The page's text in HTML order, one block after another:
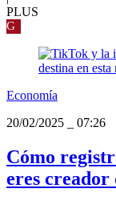
PLUS
G
Economía
20/02/2025
07:26
Cómo
eres creador